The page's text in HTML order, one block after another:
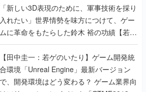
のいたり】
【田中圭一：若ゲのいたり】ゲーム開発統
合環境「Unreal Engine」最新バージョン
で、開発環境はどう変わる？ ゲーム業界向
けソリューションイベント「GTMF2019」
に行って、より理解を深めよう【PR】
【田中圭一連載：サイバーコネクトツー